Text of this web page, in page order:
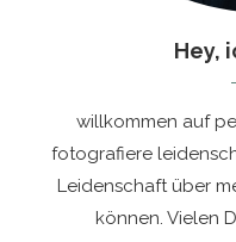
Hey,
willkommen auf
fotografiere
Leidenschaft über
können. Vielen